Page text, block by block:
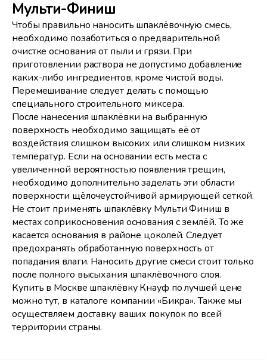
Мульти-Финиш
Чтобы правильно наносить шпаклёвочную смесь,
необходимо позаботиться о предварительной
очистке основания от пыли и грязи. При
приготовлении раствора не допустимо добавление
каких-либо ингредиентов, кроме чистой воды.
Перемешивание следует делать с помощью
специального строительного миксера.
После нанесения шпаклёвки на выбранную
поверхность необходимо защищать её от
воздействия слишком высоких или слишком низких
температур. Если на основании есть места с
увеличенной вероятностью появления трещин,
необходимо дополнительно заделать эти области
поверхности щёлочеустойчивой армирующей сеткой.
Не стоит применять шпаклёвку Мульти Финиш в
местах соприкосновения основания с землёй. То же
касается основания в районе цоколей. Следует
предохранять обработанную поверхность от
попадания влаги. Наносить другие смеси стоит только
после полного высыхания шпаклёвочного слоя.
Купить в Москве шпаклёвку Кнауф по лучшей цене
можно тут, в каталоге компании «Бикра». Также мы
осуществляем доставку ваших покупок по всей
территории страны.